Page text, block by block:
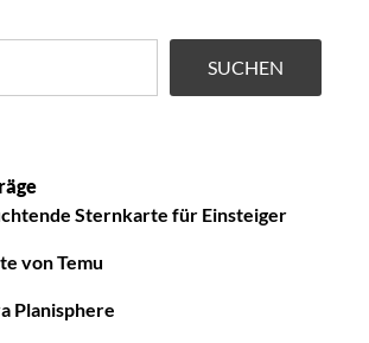
SUCHEN
Sternkarte für Einsteiger
von Temu
Planisphere